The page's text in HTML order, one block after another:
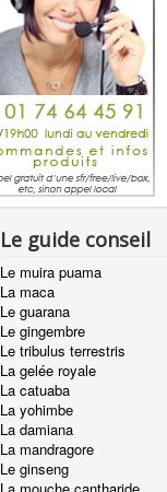
Le guide conseil
Le muira puama
La maca
Le guarana
Le gingembre
Le tribulus terrestris
La gelée royale
La catuaba
La yohimbe
La damiana
La mandragore
Le ginseng